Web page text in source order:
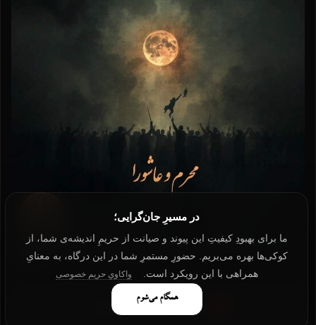
تماشا با کیفیت بالاتر در یوتیوب
در مسیرِ جان‌گرایی؛
ما برای بهبودِ کیفیتِ این پیوند و صیانت از حریمِ اندیشه‌ی شما، از
کوکی‌ها بهره می‌بریم. حضورِ مستمرِ شما در این درگاه، به معنایِ
همراهی با این رویکرد است.
واکاویِ حریم خصوصی
همگام می‌شوم